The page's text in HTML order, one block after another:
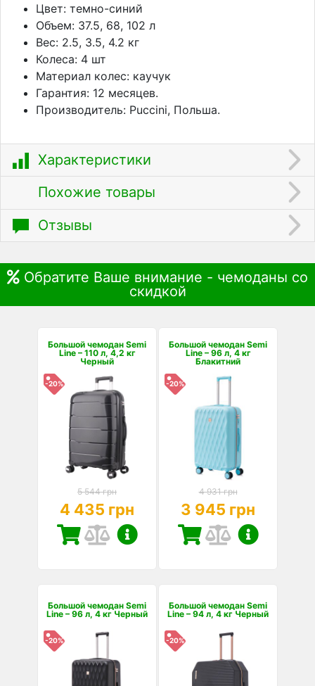
Цвет: темно-синий
Объем: 37.5, 68, 102 л
Вес: 2.5, 3.5, 4.2 кг
Колеса: 4 шт
Материал колес: каучук
Гарантия: 12 месяцев.
Производитель: Puccini, Польша.
Характеристики
Похожие товары
Отзывы
Обратите Ваше внимание - чемоданы со
скидкой
Большой чемодан Semi
Line – 110 л, 4,2 кг
Черный
-20%
5 544 грн
4 435 грн
Большой чемодан Semi
Line – 96 л, 4 кг
Блакитний
-20%
4 931 грн
3 945 грн
Большой чемодан Semi
Line – 96 л, 4 кг Черный
-20%
Большой чемодан Semi
Line – 94 л, 4 кг Черный
-20%